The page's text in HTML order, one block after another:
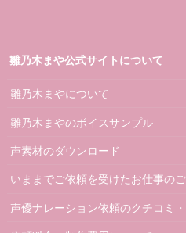
雛乃木まや公式サイトについて
雛乃木まやについて
雛乃木まやのボイスサンプル
声素材のダウンロード
いままでご依頼を受けたお仕事の
声優ナレーション依頼のクチコミ